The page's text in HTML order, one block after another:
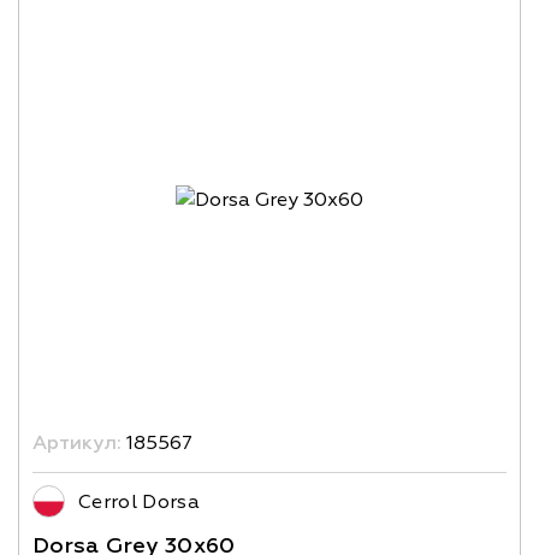
Артикул: 185567
Cerrol Dorsa
Dorsa Grey 30x60